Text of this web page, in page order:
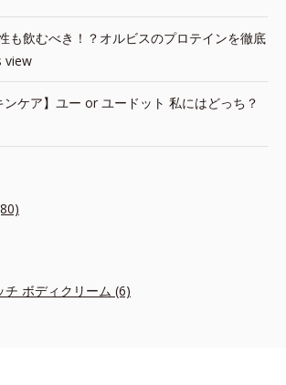
も飲むべき！？オルビスのプロテインを徹底
view
ンケア】ユー or ユードット 私にはどっち？
ボディクリーム (6)